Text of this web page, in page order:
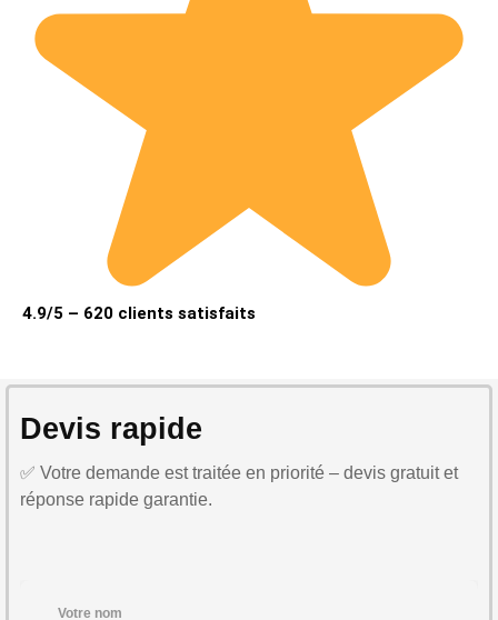
4.9/5 – 620 clients satisfaits
Devis rapide
✅ Votre demande est traitée en priorité – devis gratuit et
réponse rapide garantie.
Votre nom